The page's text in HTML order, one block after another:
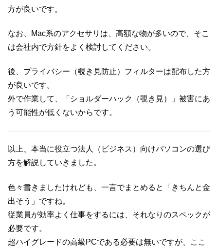
方が良いです。
なお、Mac系のアクセサリは、高額な物が多いので、そこ
は会社内で方針をよく検討してください。
後、プライバシー（覗き見防止）フィルターは配布した方
が良いです。
外で作業して、「ショルダーハック（覗き見）」被害にあ
う可能性が低くないからです。
以上、本当に役立つ法人（ビジネス）向けパソコンの選び
方を解説していきました。
色々書きましたけれども、一言でまとめると「きちんと金
出そう」ですね。
従業員が効率よく仕事をするには、それなりのスペックが
必要です。
超ハイグレードの高級PCである必要は無いですが、ここ